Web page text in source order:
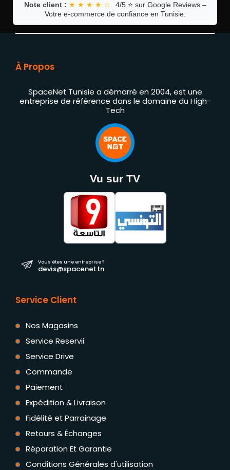
Note client : ★ ★ ★ ★ ☆
4/5 ⭐ sur Google Reviews –
Votre e-commerce de confiance en Tunisie.
À Propos
SpaceNet Tunisie a démarré en 2004, est une
entreprise de référence dans le domaine du High-
Tech
Vu sur TV
Vous êtes une entreprise ?
devis@spacenet.tn
Service Client
Nos Magasins
Service Reservii
Service Drive
Commande
Paiement
Expédition & Livraison
Fidélité et Parrainage
Retours & Échanges
Réparation Et Garantie
Conditions Générales d'utilisation